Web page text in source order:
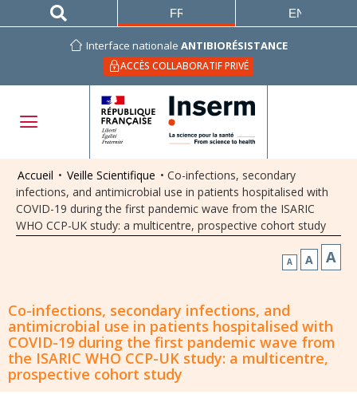
Interface nationale ANTIBIORÉSISTANCE
ACCÈS COLLABORATIF PRIVÉ
FRANÇAIS ENGLISH
Accueil • Veille Scientifique • Co-infections, secondary
infections, and antimicrobial use in patients hospitalised with
COVID-19 during the first pandemic wave from the ISARIC
WHO CCP-UK study: a multicentre, prospective cohort study
A A A
Co-infections, secondary infections, and
antimicrobial use in patients hospitalised with
COVID-19 during the first pandemic wave from
the ISARIC WHO CCP-UK study: a multicentre,
prospective cohort study